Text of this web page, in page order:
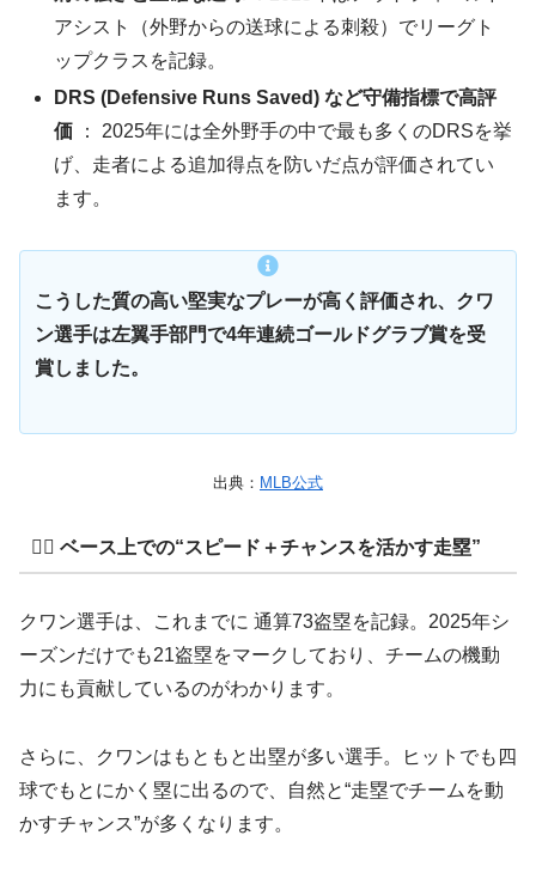
アシスト（外野からの送球による刺殺）でリーグト
ップクラスを記録。
DRS (Defensive Runs Saved) など守備指標で高評
価 ： 2025年には全外野手の中で最も多くのDRSを挙
げ、走者による追加得点を防いだ点が評価されてい
ます。
こうした質の高い堅実なプレーが高く評価され、クワ
ン選手は左翼手部門で4年連続ゴールドグラブ賞を受
賞しました。
出典： MLB公式
🏃‍♂️ ベース上での“スピード＋チャンスを活かす走塁”
クワン選手は、これまでに 通算73盗塁を記録。2025年シ
ーズンだけでも21盗塁をマークしており、チームの機動
力にも貢献しているのがわかります。
さらに、クワンはもともと出塁が多い選手。ヒットでも四
球でもとにかく塁に出るので、自然と“走塁でチームを動
かすチャンス”が多くなります。